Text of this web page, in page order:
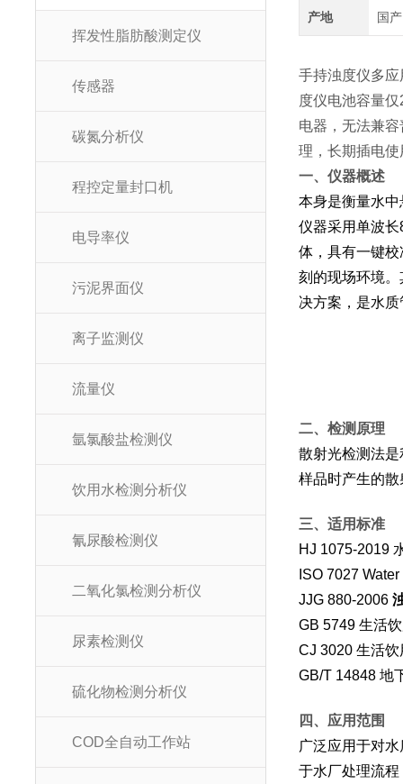
挥发性脂肪酸测定仪
传感器
碳氮分析仪
程控定量封口机
电导率仪
污泥界面仪
离子监测仪
流量仪
氩氯酸盐检测仪
饮用水检测分析仪
氰尿酸检测仪
二氧化氯检测分析仪
尿素检测仪
硫化物检测分析仪
COD全自动工作站
产地 国产
手持浊度仪多
度仪电池容量
电器，无法兼
理，长期插电
一、仪器概述
本身是衡量水
仪器采用单波
体，具有一键
刻的现场环境
决方案，是水
二、检测原理
散射光检测法
样品时产生的
三、适用标准
HJ 1075-2019
ISO 7027
JJG 880-2006
GB 5749 生活
CJ 3020 生活
GB/T 14848 地
四、应用范围
广泛应用于对
于水厂处理流